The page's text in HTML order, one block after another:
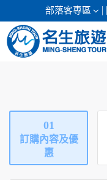
部落客專區
日本專館
郵輪假期
海島假期
01
訂購內容及優
惠